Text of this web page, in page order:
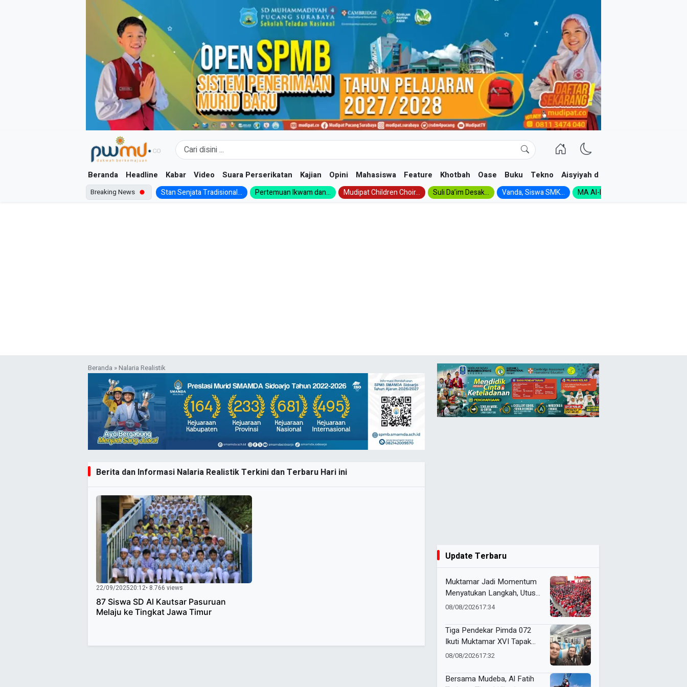
Beranda Headline Kabar Video Suara Perserikatan Kajian Opini Mahasiswa Feature Khotbah Oase Buku Tekno Aisyiyah dan NA
Breaking News Stan Senjata Tradisional... Pertemuan Ikwam dan... Mudipat Children Choir... Suli Da’im Desak... Vanda, Siswa SMK... MA Al-Ishlah Gelar...
Beranda »Nalaria Realistik
Berita dan Informasi Nalaria Realistik Terkini dan Terbaru Hari ini
22/09/202520:12• 8.766 views
87 Siswa SD Al Kautsar Pasuruan
Melaju ke Tingkat Jawa Timur
Update Terbaru
Muktamar Jadi Momentum
Menyatukan Langkah, Utusan
Pimda 072 Probolinggo
Suci
08/08/202617:34
Tiga Pendekar Pimda 072
Ikuti Muktamar XVI Tapak
Suci di Semarang, Bawa
08/08/202617:32
Bersama Mudeba, Al Fatih